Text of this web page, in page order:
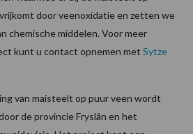
door veenoxidatie en zetten we
chemische middelen. Voor meer
kunt u contact opnemen met Sytze
van maisteelt op puur veen wordt
de provincie Fryslân en het